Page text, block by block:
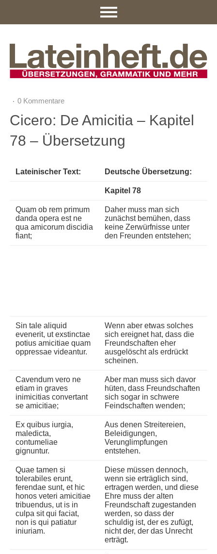
0 Kommentare
Cicero: De Amicitia – Kapitel
78 – Übersetzung
Lateinischer Text: Deutsche Übersetzung:
Kapitel 78
Quam ob rem primum
danda opera est ne
qua amicorum discidia
fiant;
Daher muss man sich
zunächst bemühen, dass
keine Zerwürfnisse unter
den Freunden entstehen;
Sin tale aliquid
evenerit, ut exstinctae
potius amicitiae quam
oppressae videantur.
Wenn aber etwas solches
sich ereignet hat, dass die
Freundschaften eher
ausgelöscht als erdrückt
scheinen.
Cavendum vero ne
etiam in graves
inimicitias convertant
se amicitiae;
Aber man muss sich davor
hüten, dass Freundschaften
sich sogar in schwere
Feindschaften wenden;
Ex quibus iurgia,
maledicta,
contumeliae
gignuntur.
Aus denen Streitereien,
Beleidigungen,
Verunglimpfungen
entstehen.
Quae tamen si
tolerabiles erunt,
ferendae sunt, et hic
honos veteri amicitiae
tribuendus, ut is in
culpa sit qui faciat,
non is qui patiatur
iniuriam.
Diese müssen dennoch,
wenn sie erträglich sind,
ertragen werden, und diese
Ehre muss der alten
Freundschaft zugestanden
werden, so dass der
schuldig ist, der es zufügt,
nicht der, der das Unrecht
erträgt.